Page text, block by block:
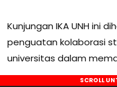
Kunjungan IKA UNH ini
penguatan kolaborasi
universitas dalam